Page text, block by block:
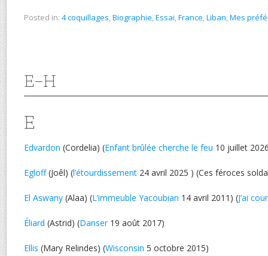
Posted in: 4 coquillages,Biographie,Essai,France,Liban,Mes
E-H
E
Edvardon (Cordelia) (Enfant brûlée cherche le feu 10 juillet
Egloff(Joêl) (l’étourdissement 24 avril 2025 ) (Ces féroces
El Aswany (Alaa) (L’immeuble Yacoubian 14 avril 2011) (J’ai
Éliard (Astrid) (Danser19 août 2017)
Ellis (Mary Relindes) (Wisconsin 5 octobre 2015)